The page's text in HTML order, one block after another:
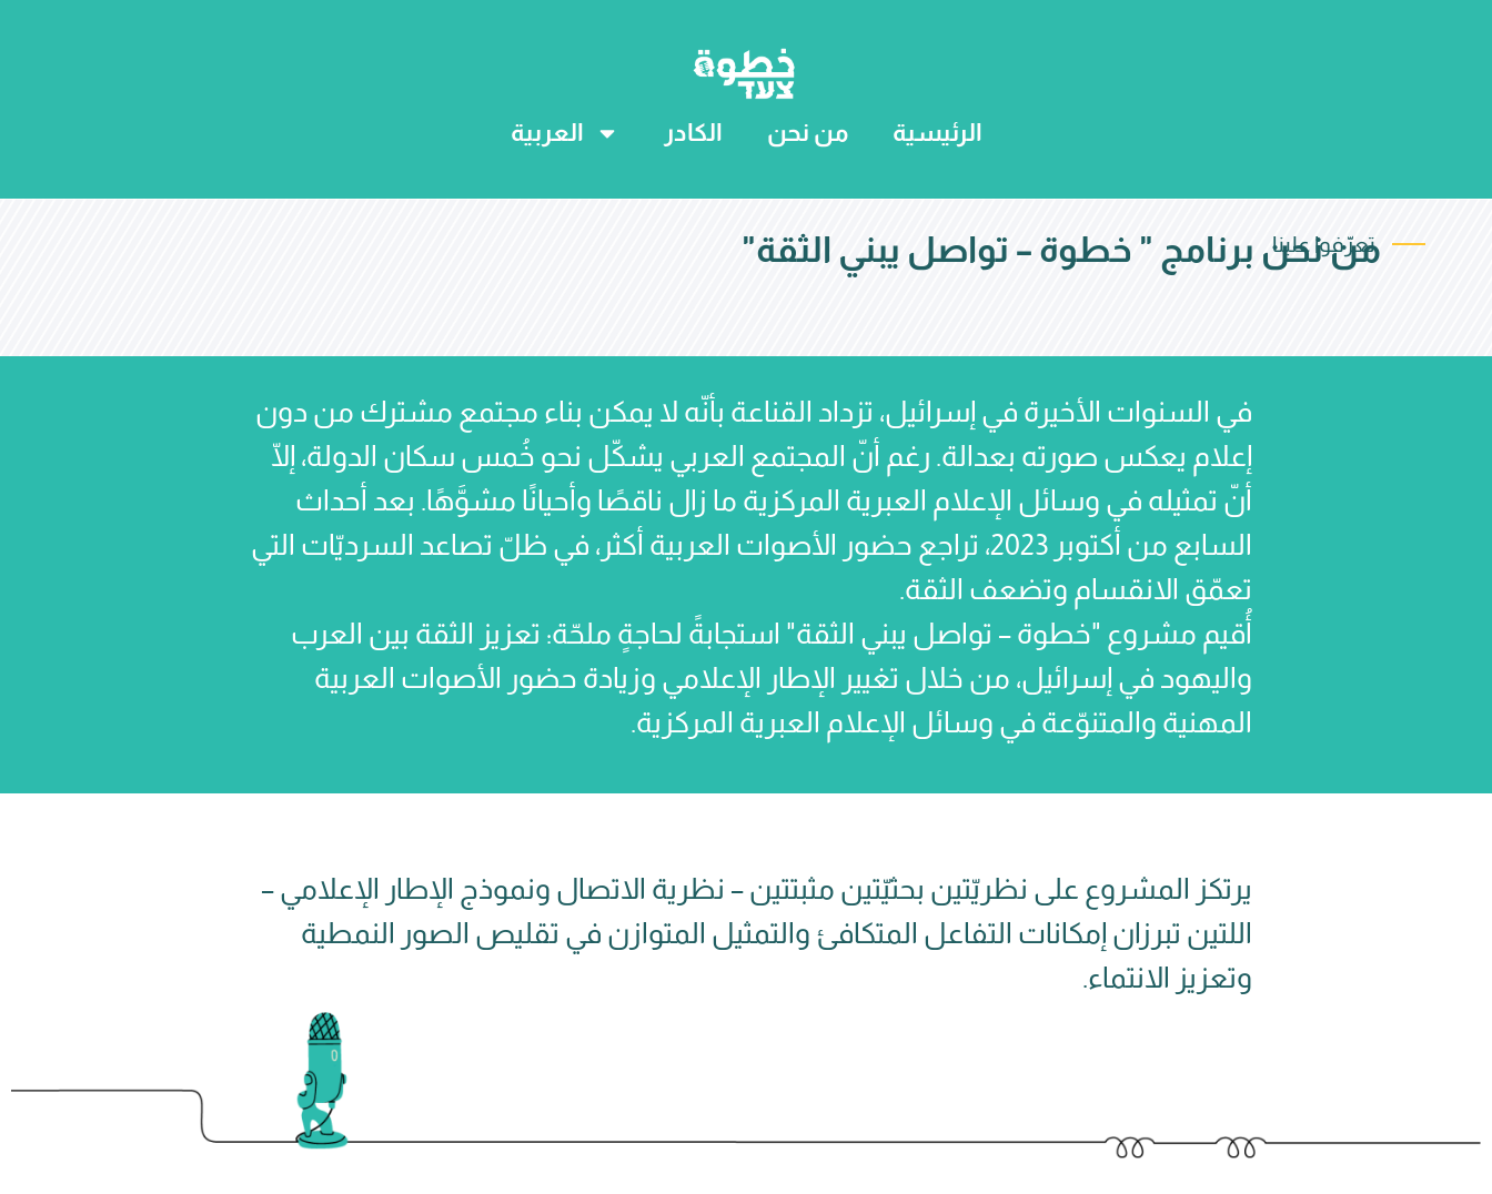
الرئيسية من نحن الكادر العربية
تعرّفوا علينا
"من نحن برنامج " خطوة – تواصل يبني الثقة
في السنوات الأخيرة في إسرائيل، تزداد القناعة بأنّه لا يمكن بناء مجتمع مشترك من دون
إعلام يعكس صورته بعدالة. رغم أنّ المجتمع العربي يشكّل نحو خُمس سكان الدولة، إلّا
أنّ تمثيله في وسائل الإعلام العبرية المركزية ما زال ناقصًا وأحيانًا مشوَّهًا. بعد أحداث
السابع من أكتوبر 2023، تراجع حضور الأصوات العربية أكثر، في ظلّ تصاعد السرديّات التي
تعمّق الانقسام وتضعف الثقة.
أُقيم مشروع "خطوة – تواصل يبني الثقة" استجابةً لحاجةٍ ملحّة: تعزيز الثقة بين العرب
واليهود في إسرائيل، من خلال تغيير الإطار الإعلامي وزيادة حضور الأصوات العربية
المهنية والمتنوّعة في وسائل الإعلام العبرية المركزية.
يرتكز المشروع على نظريّتين بحثيّتين مثبتتين – نظرية الاتصال ونموذج الإطار الإعلامي –
اللتين تبرزان إمكانات التفاعل المتكافئ والتمثيل المتوازن في تقليص الصور النمطية
وتعزيز الانتماء.